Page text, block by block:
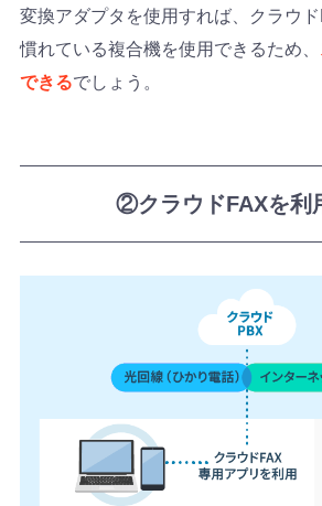
変換アダプタを使用すれば、クラウ
慣れている複合機を使用できるため、
できるでしょう。
②クラウドFAXを利